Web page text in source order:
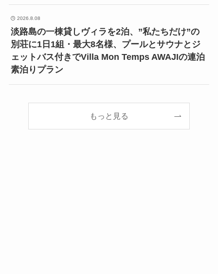
2026.8.08
淡路島の一棟貸しヴィラを2泊、”私たちだけ”の
別荘に1日1組・最大8名様、プールとサウナとジ
ェットバス付きでVilla Mon Temps AWAJIの連泊
素泊りプラン
もっと見る